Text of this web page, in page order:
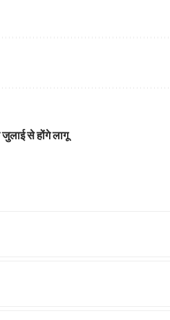
से होंगे लागू